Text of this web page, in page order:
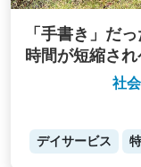
「手書き」だ
時間が短縮さ
社
デイサービス